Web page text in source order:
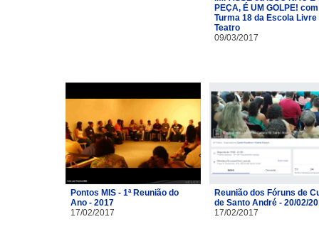
PEÇA, É UM GOLPE!
Turma 18 da Escola Livre
Teatro​
09/03/2017
Pontos MIS - 1ª Reunião do
Ano - 2017
17/02/2017
Reunião dos Fóruns de
de Santo André - 20/02/
17/02/2017